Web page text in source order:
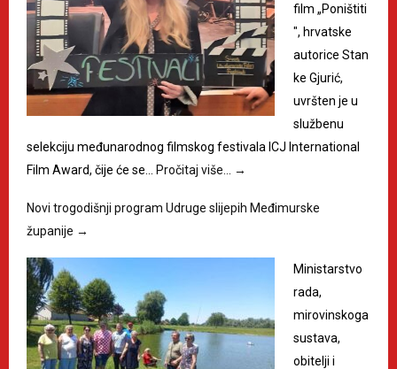
film „Poništiti
", hrvatske
autorice Stan
ke Gjurić,
uvršten je u
službenu
selekciju međunarodnog filmskog festivala ICJ International
Film Award, čije će se…
Pročitaj više… →
Novi trogodišnji program Udruge slijepih Međimurske
županije →
Ministarstvo
rada,
mirovinskoga
sustava,
obitelji i